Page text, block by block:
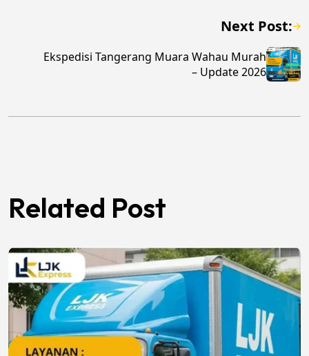
Next Post:
Ekspedisi Tangerang Muara Wahau Murah
– Update 2026
Related Post